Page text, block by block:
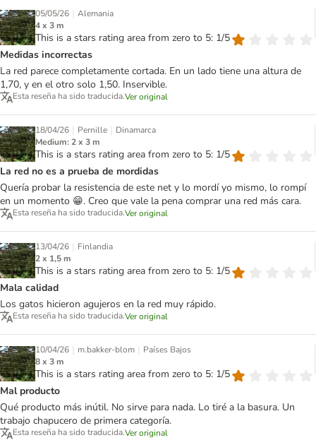
05/05/26 | Alemania
4 x 3 m
This is a stars rating area from zero to 5: 1/5
Medidas incorrectas
La red parece completamente cortada. En un lado tiene una altura de
1,70, y en el otro solo 1,50. Inservible.
Esta reseña ha sido traducida.Ver original
18/04/26 | Pernille | Dinamarca
Medium: 2 x 3 m
This is a stars rating area from zero to 5: 1/5
La red no es a prueba de mordidas
Quería probar la resistencia de este net y lo mordí yo mismo, lo rompí
en un momento 😁. Creo que vale la pena comprar una red más cara.
Esta reseña ha sido traducida.Ver original
13/04/26 | Finlandia
2 x 1,5 m
This is a stars rating area from zero to 5: 1/5
Mala calidad
Los gatos hicieron agujeros en la red muy rápido.
Esta reseña ha sido traducida.Ver original
10/04/26 | m.bakker-blom | Países Bajos
8 x 3 m
This is a stars rating area from zero to 5: 1/5
Mal producto
Qué producto más inútil. No sirve para nada. Lo tiré a la basura. Un
trabajo chapucero de primera categoría.
Esta reseña ha sido traducida.Ver original